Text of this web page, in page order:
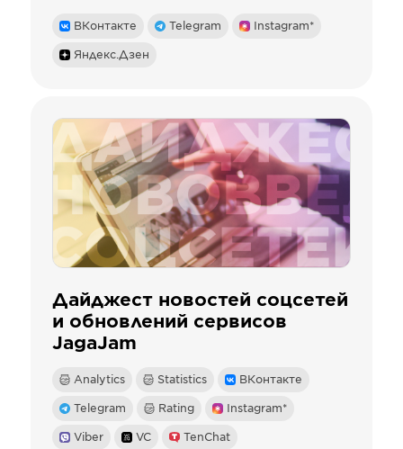
ВКонтакте Telegram Instagram*
Яндекс.Дзен
Дайджест новостей соцсетей
и обновлений сервисов
JagaJam
Analytics Statistics ВКонтакте
Telegram Rating Instagram*
Viber VC TenChat